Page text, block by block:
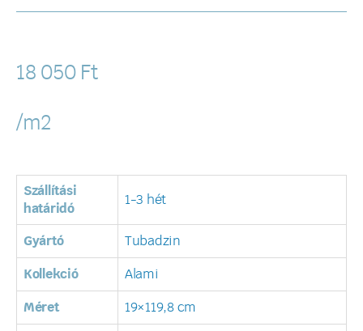
18 050 Ft
/m2
Szállítási
határidó
1-3 hét
Gyártó Tubadzin
Kollekció Alami
Méret 19×119,8 cm